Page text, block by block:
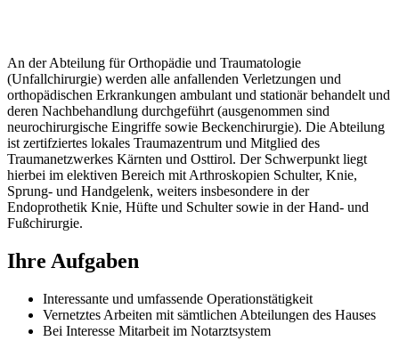
An der Abteilung für Orthopädie und Traumatologie
(Unfallchirurgie) werden alle anfallenden Verletzungen und
orthopädischen Erkrankungen ambulant und stationär behandelt und
deren Nachbehandlung durchgeführt (ausgenommen sind
neurochirurgische Eingriffe sowie Beckenchirurgie). Die Abteilung
ist zertifziertes lokales Traumazentrum und Mitglied des
Traumanetzwerkes Kärnten und Osttirol. Der Schwerpunkt liegt
hierbei im elektiven Bereich mit Arthroskopien Schulter, Knie,
Sprung- und Handgelenk, weiters insbesondere in der
Endoprothetik Knie, Hüfte und Schulter sowie in der Hand- und
Fußchirurgie.
Ihre Aufgaben
Interessante und umfassende Operationstätigkeit
Vernetztes Arbeiten mit sämtlichen Abteilungen des Hauses
Bei Interesse Mitarbeit im Notarztsystem